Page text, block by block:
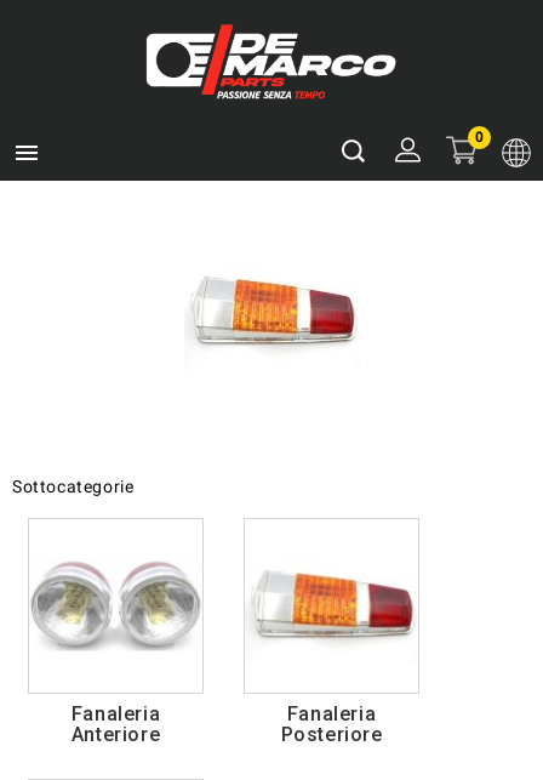

0
Sottocategorie
Fanaleria
Anteriore
Fanaleria
Posteriore